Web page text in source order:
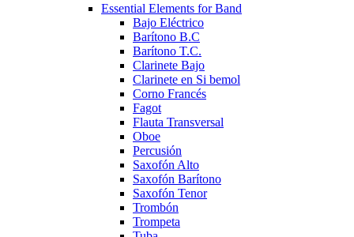
Essential Elements for Band
Bajo Eléctrico
Barítono B.C
Barítono T.C.
Clarinete Bajo
Clarinete en Si bemol
Corno Francés
Fagot
Flauta Transversal
Oboe
Percusión
Saxofón Alto
Saxofón Barítono
Saxofón Tenor
Trombón
Trompeta